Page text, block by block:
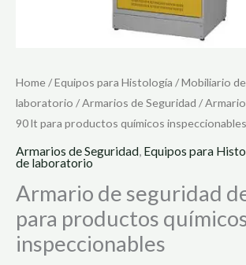
Home/Equipos para Histología /Mobiliario de
laboratorio /Armarios de Seguridad /
90 lt para productos químicos inspeccionables
Armarios de Seguridad, Equipos para
de laboratorio
Armario de seguridad
para productos
inspeccionables